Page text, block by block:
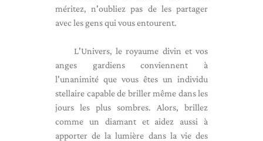
méritez, n'oubliez pas de les partager
avec les gens qui vous entourent.
L'Univers, le royaume divin et vos
anges gardiens conviennent à
l'unanimité que vous êtes un individu
stellaire capable de briller même dans les
jours les plus sombres. Alors, brillez
comme un diamant et aidez aussi à
apporter de la lumière dans la vie des